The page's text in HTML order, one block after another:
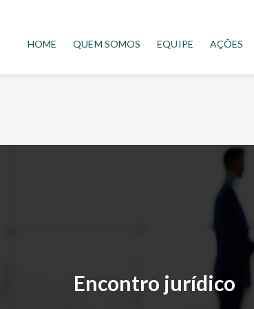
HOME QUEM SOMOS EQUIPE AÇÕES
Encontro jurídico